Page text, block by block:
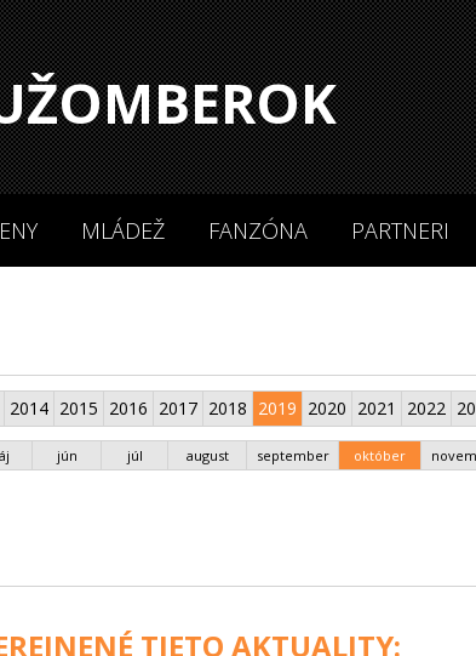
MLÁDEŽ FANZÓNA PARTNERI
2014 2015 2016 2017 2018 2019 2020 2021 2022
jún júl august september október
TIETO AKTUALITY: